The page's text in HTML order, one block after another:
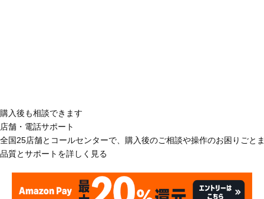
購入後も相談できます
店舗・電話サポート
全国25店舗とコールセンターで、購入後のご相談や操作のお困りごと
品質とサポートを詳しく見る